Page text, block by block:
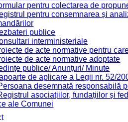
pentru colectarea de
pentru consemnarea și
publice
interministeriale
de acte normative pentru
de acte normative adoptate
publice/ Anunțuri/ Minute
de aplicare a Legii nr. 52/
desemnată responsabilă
asociațiilor, fundațiilor și
ale Comunei